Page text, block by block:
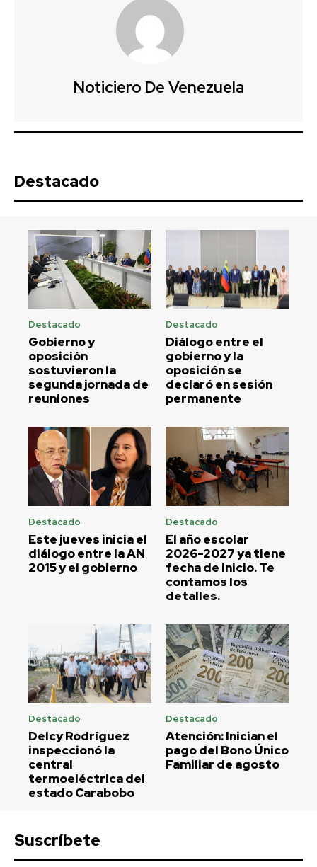
Noticiero De Venezuela
Destacado
Destacado
Gobierno y
oposición
sostuvieron la
segunda jornada de
reuniones
Destacado
Diálogo entre el
gobierno y la
oposición se
declaró en sesión
permanente
Destacado
Este jueves inicia el
diálogo entre la AN
2015 y el gobierno
Destacado
El año escolar
2026-2027 ya tiene
fecha de inicio. Te
contamos los
detalles.
Destacado
Delcy Rodríguez
inspeccionó la
central
termoeléctrica del
estado Carabobo
Destacado
Atención: Inician el
pago del Bono Único
Familiar de agosto
Suscríbete